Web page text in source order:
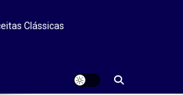
Clássicas